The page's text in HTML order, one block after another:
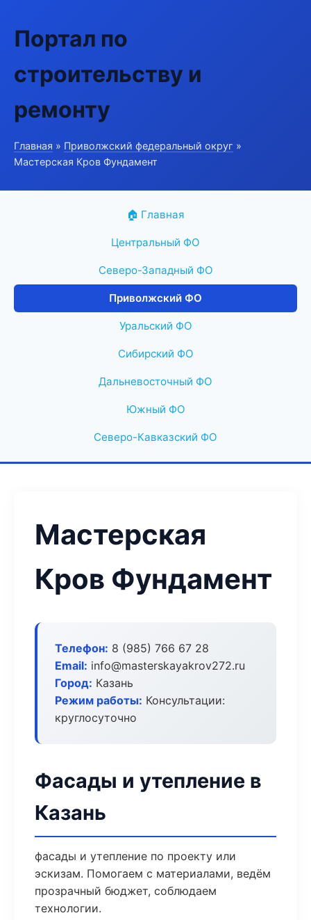
Портал по
строительству и
ремонту
Главная » Приволжский федеральный округ »
Мастерская Кров Фундамент
🏠 Главная
Центральный ФО
Северо-Западный ФО
Приволжский ФО
Уральский ФО
Сибирский ФО
Дальневосточный ФО
Южный ФО
Северо-Кавказский ФО
Мастерская
Кров Фундамент
Телефон: 8 (985) 766 67 28
Email: info@masterskayakrov272.ru
Город: Казань
Режим работы: Консультации:
круглосуточно
Фасады и утепление в
Казань
фасады и утепление по проекту или
эскизам. Помогаем с материалами, ведём
прозрачный бюджет, соблюдаем
технологии.